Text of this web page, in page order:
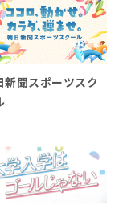
新聞スポーツスク